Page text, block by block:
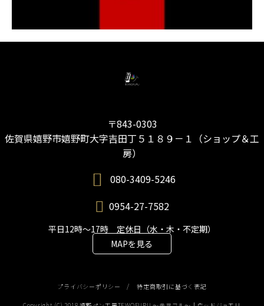
〒843-0303
佐賀県嬉野市嬉野町大字吉田丁５１８９－１（ショップ＆工
房）
080-3409-5246
0954-27-7582
平日12時～17時 定休日（水・木・不定期）
MAPを見る
プライバシーポリシー / 特定商取引に基づく表記